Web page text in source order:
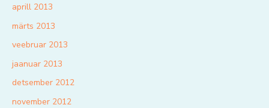
aprill 2013
märts 2013
veebruar 2013
jaanuar 2013
detsember 2012
november 2012